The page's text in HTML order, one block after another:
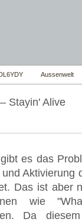
Aussenwelt
Stayin' Alive
es das
Aktivierung
Das ist aber
wie
Da